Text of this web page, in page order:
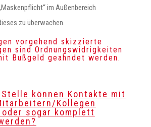
im Außenbereich
zu überwachen.
vorgehend skizzierte
sind Ordnungswidrigkeiten
Bußgeld geahndet werden.
können Kontakte mit
Kollegen
sogar komplett